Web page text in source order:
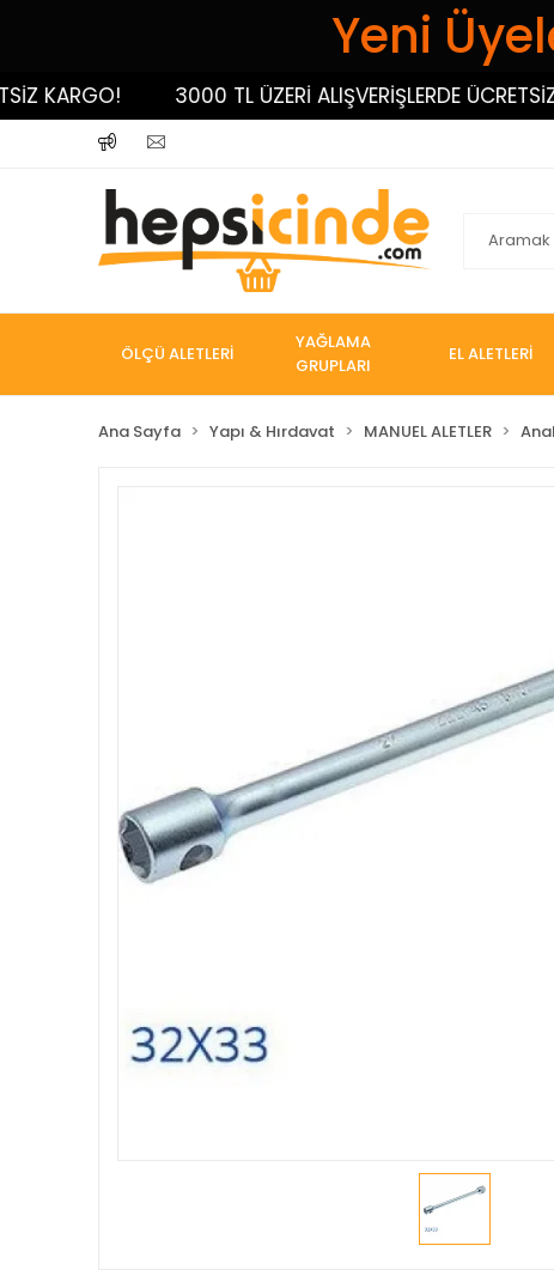
Yeni
3000 TL ÜZERİ ALIŞVERİŞLERDE ÜCRETSİZ
ÖLÇÜ ALETLERİ
YAĞLAMA
GRUPLARI
EL ALETLERİ
Ana Sayfa Yapı & Hırdavat MANUEL ALETLER